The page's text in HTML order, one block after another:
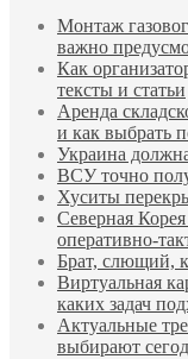
Монтаж
важно
Как
тексты и статьи
Аренда
и как выбрать
Украина
ВСУ точно
Хуситы
Северная
оперативно-
Брат, слющий,
Виртуальная
каких задач
Актуальные
выбирают